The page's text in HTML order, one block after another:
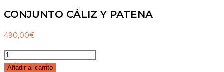
el
búsqueda.
CONJUNTO CÁLIZ Y PATENA
490,00€
CONJUNTO
CÁLIZ
Añadir al carrito